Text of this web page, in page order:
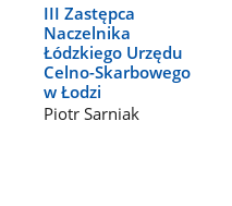
III Zastępca
Naczelnika
Łódzkiego Urzędu
Celno-Skarbowego
w Łodzi
Piotr Sarniak